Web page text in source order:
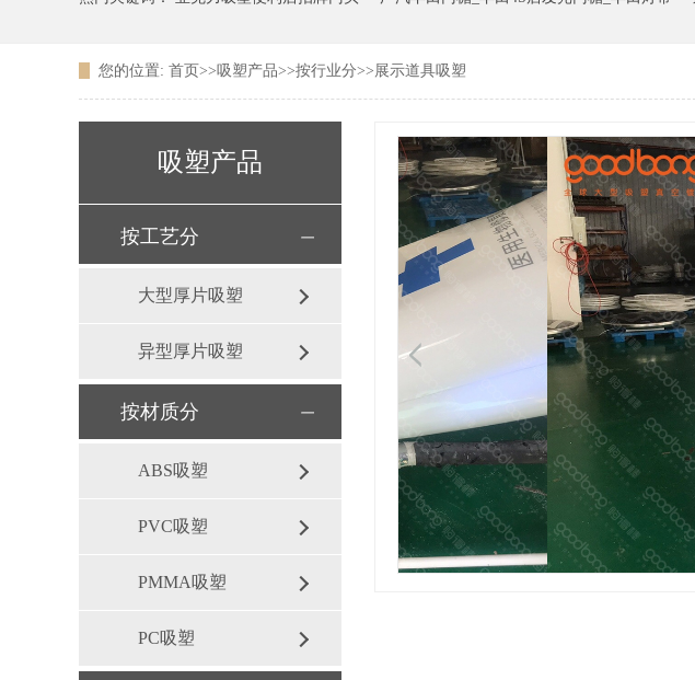
您的位置: 首页 >>吸塑产品>>按行业分>>展示道具吸塑
吸塑产品
按工艺分
大型厚片吸塑
异型厚片吸塑
按材质分
ABS吸塑
PVC吸塑
PMMA吸塑
PC吸塑